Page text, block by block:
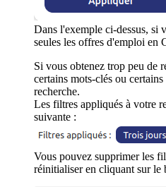
Dans l'exemple ci-dessus, si
seules les offres d'emploi en
Si vous obtenez trop peu de
certains mots-clés ou
recherche.
Les filtres appliqués à votre
suivante :
Vous pouvez supprimer les
réinitialiser en cliquant sur